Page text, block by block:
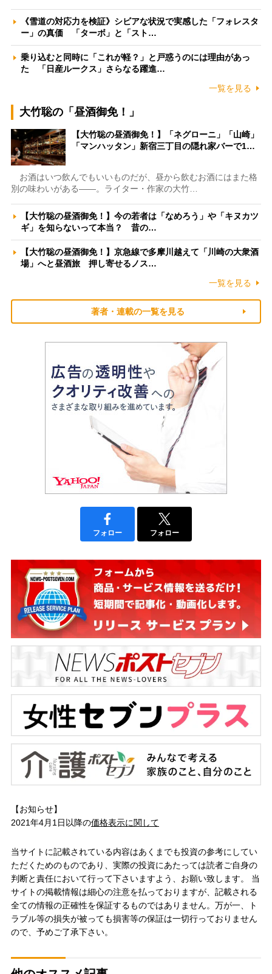
《雪道の対応力を検証》シビアな状況で実感した「フォレスタ
ー」の真価 「ターボ」と「スト…
乗り込むと同時に「これが軽？」と戸惑うのには理由があっ
た 「日産ルークス」さらなる躍進…
一覧を見る
大竹聡の「昼酒御免！」
【大竹聡の昼酒御免！】「ネグローニ」「山崎」
「マンハッタン」新宿三丁目の隠れ家バーで1…
お酒はいつ飲んでもいいものだが、昼から飲むお酒にはまた格
別の味わいがある――。ライター・作家の大竹…
【大竹聡の昼酒御免！】今の若者は「なめろう」や「キヌカツ
ギ」を知らないって本当？ 昔の…
【大竹聡の昼酒御免！】京急線で多摩川越えて「川崎の大衆酒
場」へと昼酒旅 押し寄せるノス…
一覧を見る
著者・連載の一覧を見る
フォロー フォロー
【お知らせ】
2021年4月1日以降の価格表示に関して
当サイトに記載されている内容はあくまでも投資の参考にしてい
ただくためのものであり、実際の投資にあたっては読者ご自身の
判断と責任において行って下さいますよう、お願い致します。 当
サイトの掲載情報は細心の注意を払っておりますが、記載される
全ての情報の正確性を保証するものではありません。万が一、ト
ラブル等の損失が被っても損害等の保証は一切行っておりません
ので、予めご了承下さい。